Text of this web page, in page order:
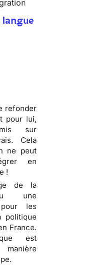
langue
refonder
pour lui,
sur
Cela
ne peut
en
!
de la
une
pour les
politique
France.
est